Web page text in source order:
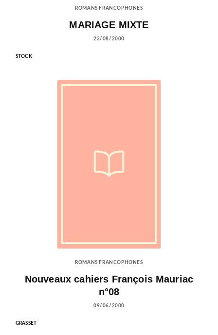
ROMANS FRANCOPHONES
MARIAGE MIXTE
23/08/2000
STOCK
ROMANS FRANCOPHONES
Nouveaux cahiers François Mauriac
n°08
09/06/2000
GRASSET